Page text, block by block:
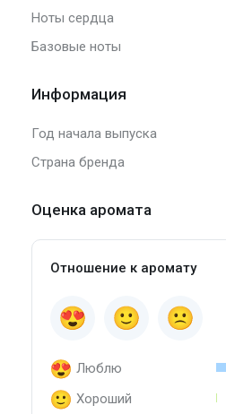
Ноты сердца
Базовые ноты
Информация
Год начала выпуска
Страна бренда
Оценка аромата
Отношение к аромату
Люблю
Хороший